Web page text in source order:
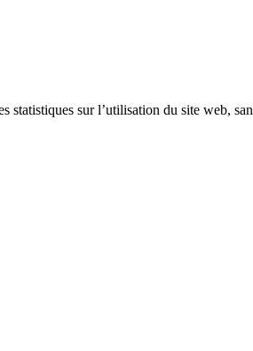
statistiques sur l’utilisation du site web,